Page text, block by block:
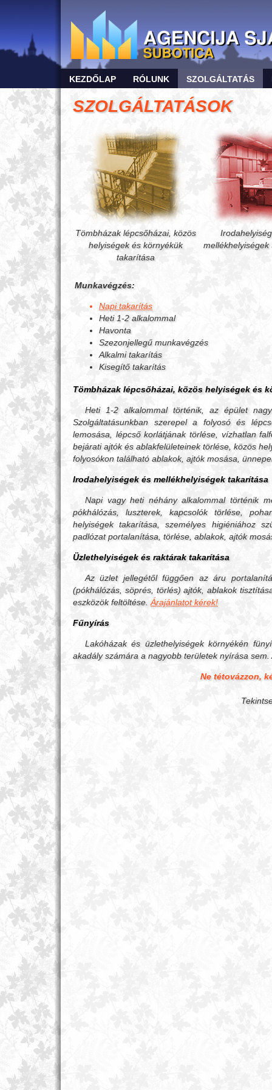
KEZDŐLAP RÓLUNK SZOLGÁLTATÁS
SZOLGÁLTATÁSOK
Tömbházak lépcsőházai, közös
helyiségek és környékük
takarítása
mellékhelyiségek
Munkavégzés:
Napi takarítás
Heti 1-2 alkalommal
Havonta
Szezonjellegű munkavégzés
Alkalmi takarítás
Kisegítő takarítás
Tömbházak lépcsőházai, közös helyiségek és
Heti 1-2 alkalommal történik, az épület
Szolgáltatásunkban szerepel a folyosó és
lemosása, lépcső korlátjának törlése, vízhatlan
bejárati ajtók és ablakfelületeinek törlése, közös
folyosókon található ablakok, ajtók mosása,
Irodahelyiségek és mellékhelyiségek takarítása
Napi vagy heti néhány alkalommal történik
pókhálózás, luszterek, kapcsolók törlése,
helyiségek takarítása, személyes higiéniához
padlózat portalanítása, törlése, ablakok, ajtók
Üzlethelyiségek és raktárak takarítása
Az üzlet jellegétől függően az áru
(pókhálózás, söprés, törlés) ajtók, ablakok
eszközök feltöltése. Árajánlatot kérek!
Fűnyírás
Lakóházak és üzlethelyiségek környékén
akadály számára a nagyobb területek nyírása
Ne tétovázzon,